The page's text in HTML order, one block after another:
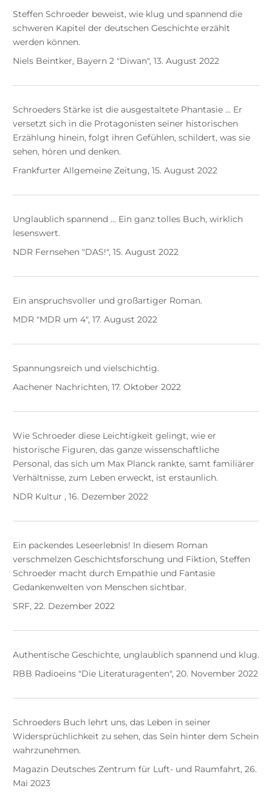
Steffen Schroeder beweist, wie klug und spannend die
schweren Kapitel der deutschen Geschichte erzählt
werden können.
Niels Beintker, Bayern 2 "Diwan", 13. August 2022
Schroeders Stärke ist die ausgestaltete Phantasie ... Er
versetzt sich in die Protagonisten seiner historischen
Erzählung hinein, folgt ihren Gefühlen, schildert, was sie
sehen, hören und denken.
Frankfurter Allgemeine Zeitung, 15. August 2022
Unglaublich spannend ... Ein ganz tolles Buch, wirklich
lesenswert.
NDR Fernsehen "DAS!", 15. August 2022
Ein anspruchsvoller und großartiger Roman.
MDR "MDR um 4", 17. August 2022
Spannungsreich und vielschichtig.
Aachener Nachrichten, 17. Oktober 2022
Wie Schroeder diese Leichtigkeit gelingt, wie er
historische Figuren, das ganze wissenschaftliche
Personal, das sich um Max Planck rankte, samt familiärer
Verhältnisse, zum Leben erweckt, ist erstaunlich.
NDR Kultur , 16. Dezember 2022
Ein packendes Leseerlebnis! In diesem Roman
verschmelzen Geschichtsforschung und Fiktion, Steffen
Schroeder macht durch Empathie und Fantasie
Gedankenwelten von Menschen sichtbar.
SRF, 22. Dezember 2022
Authentische Geschichte, unglaublich spannend und klug.
RBB Radioeins "Die Literaturagenten", 20. November 2022
Schroeders Buch lehrt uns, das Leben in seiner
Widersprüchlichkeit zu sehen, das Sein hinter dem Schein
wahrzunehmen.
Magazin Deutsches Zentrum für Luft- und Raumfahrt, 26.
Mai 2023